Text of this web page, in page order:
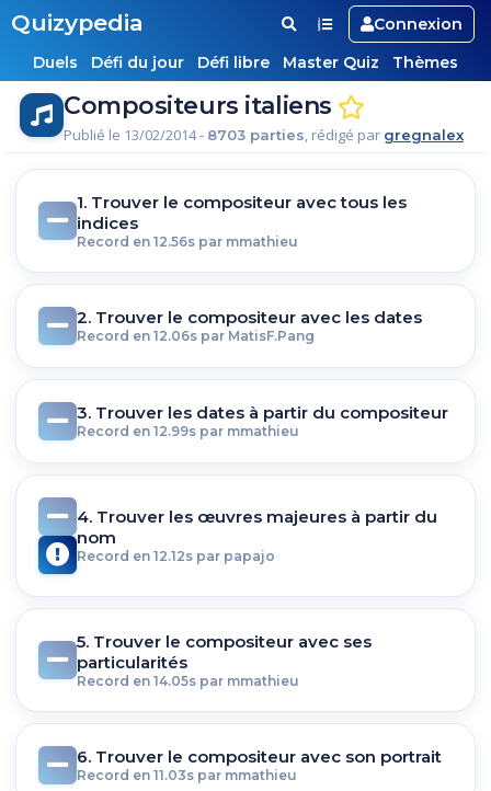
Quizypedia
Connexion
Duels
Défi du jour Défi libre Master Quiz Thèmes
Compositeurs italiens
Publié le 13/02/2014 - 8703 parties, rédigé par gregnalex
1. Trouver le compositeur avec tous les
indices
Record en 12.56s par mmathieu
2. Trouver le compositeur avec les dates
Record en 12.06s par MatisF.Pang
3. Trouver les dates à partir du compositeur
Record en 12.99s par mmathieu
4. Trouver les œuvres majeures à partir du
nom
Record en 12.12s par papajo
5. Trouver le compositeur avec ses
particularités
Record en 14.05s par mmathieu
6. Trouver le compositeur avec son portrait
Record en 11.03s par mmathieu